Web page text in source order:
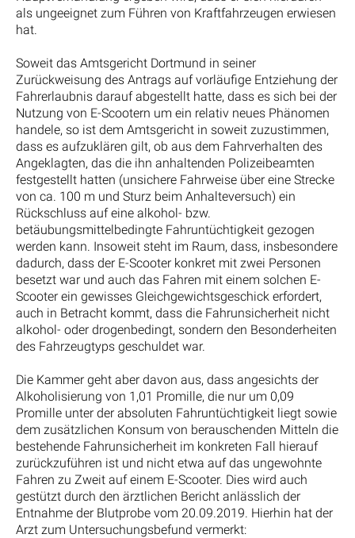
als ungeeignet zum Führen von Kraftfahrzeugen erwiesen
hat.
Soweit das Amtsgericht Dortmund in seiner
Zurückweisung des Antrags auf vorläufige Entziehung der
Fahrerlaubnis darauf abgestellt hatte, dass es sich bei der
Nutzung von E-Scootern um ein relativ neues Phänomen
handele, so ist dem Amtsgericht in soweit zuzustimmen,
dass es aufzuklären gilt, ob aus dem Fahrverhalten des
Angeklagten, das die ihn anhaltenden Polizeibeamten
festgestellt hatten (unsichere Fahrweise über eine Strecke
von ca. 100 m und Sturz beim Anhalteversuch) ein
Rückschluss auf eine alkohol- bzw.
betäubungsmittelbedingte Fahruntüchtigkeit gezogen
werden kann. Insoweit steht im Raum, dass, insbesondere
dadurch, dass der E-Scooter konkret mit zwei Personen
besetzt war und auch das Fahren mit einem solchen E-
Scooter ein gewisses Gleichgewichtsgeschick erfordert,
auch in Betracht kommt, dass die Fahrunsicherheit nicht
alkohol- oder drogenbedingt, sondern den Besonderheiten
des Fahrzeugtyps geschuldet war.
Die Kammer geht aber davon aus, dass angesichts der
Alkoholisierung von 1,01 Promille, die nur um 0,09
Promille unter der absoluten Fahruntüchtigkeit liegt sowie
dem zusätzlichen Konsum von berauschenden Mitteln die
bestehende Fahrunsicherheit im konkreten Fall hierauf
zurückzuführen ist und nicht etwa auf das ungewohnte
Fahren zu Zweit auf einem E-Scooter. Dies wird auch
gestützt durch den ärztlichen Bericht anlässlich der
Entnahme der Blutprobe vom 20.09.2019. Hierhin hat der
Arzt zum Untersuchungsbefund vermerkt: